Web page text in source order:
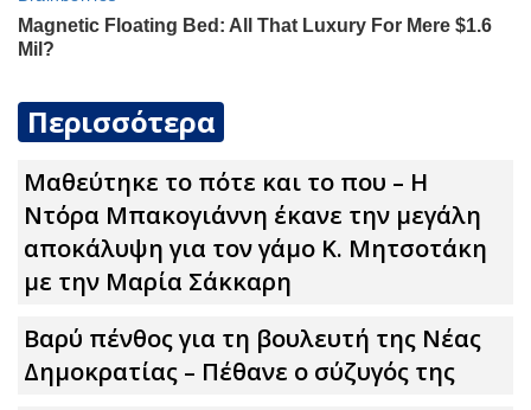
Περισσότερα
Μαθεύτηκε το πότε και το που – Η
Ντόρα Μπακογιάννη έκανε την μεγάλη
αποκάλυψη για τον γάμο Κ. Μητσοτάκη
με την Μαρία Σάκκαρη
Βαρύ πένθος για τη βουλευτή της Νέας
Δημοκρατίας – Πέθανε ο σύζυγός της